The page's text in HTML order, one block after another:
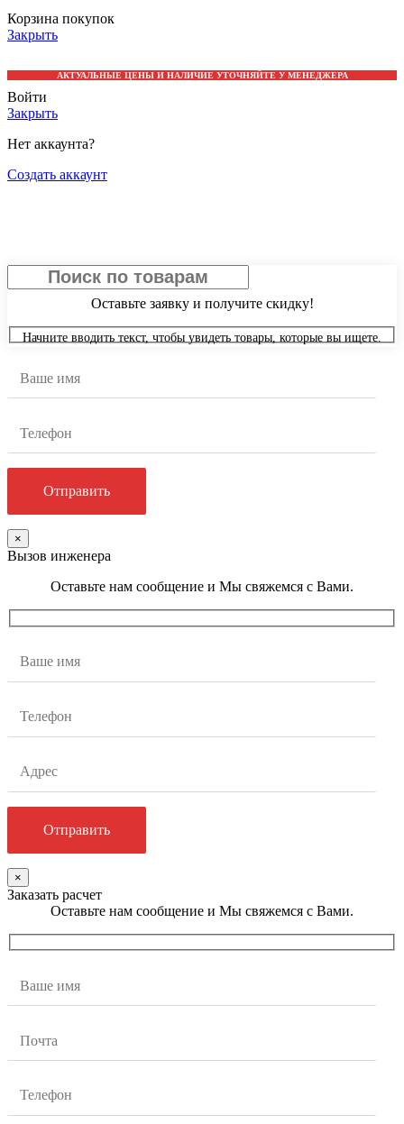
Корзина покупок
Закрыть
АКТУАЛЬНЫЕ ЦЕНЫ И НАЛИЧИЕ УТОЧНЯЙТЕ У МЕНЕДЖЕРА
Войти
Закрыть
Нет аккаунта?
Создать аккаунт
Начните вводить текст, чтобы увидеть товары, которые вы ищете.
Получить скидку
Оставьте заявку и получите скидку!
×
Вызов инженера
Оставьте нам сообщение и Мы свяжемся с Вами.
×
Заказать расчет
Оставьте нам сообщение и Мы свяжемся с Вами.